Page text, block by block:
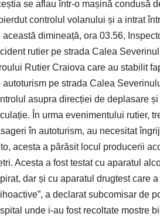
se aflau într-o mașină condusă
controlul volanului și a intrat
această dimineață, ora 03.56,
rutier pe strada Calea
Rutier Craiova care au stabilit
autoturism pe strada Calea
asupra direcției de deplasare
În urma evenimentului rutier,
în autoturism, au necesitat
acesta a părăsit locul producerii
Acesta a fost testat cu aparatul
dar și cu aparatul drugtest care
a declarat subcomisar de
spital unde i-au fost recoltate mostre